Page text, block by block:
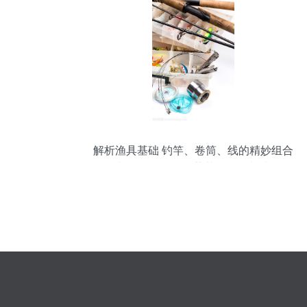
解析渔具基础 钓竿、卷筒、线的精妙组合